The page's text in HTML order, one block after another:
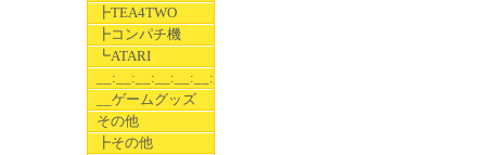
┣TEA4TWO
┣コンパチ機
┗ATARI
__:__:__:__:__:__:__
__ゲームグッズ
その他
┣その他